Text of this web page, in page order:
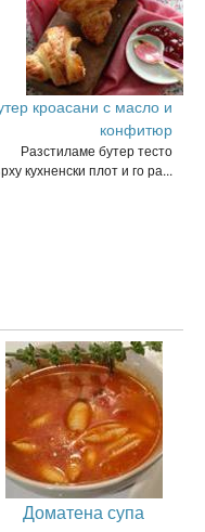
кроасани с масло и
конфитюр
Разстиламе бутер тесто
кухненски плот и го ра...
Доматена супа